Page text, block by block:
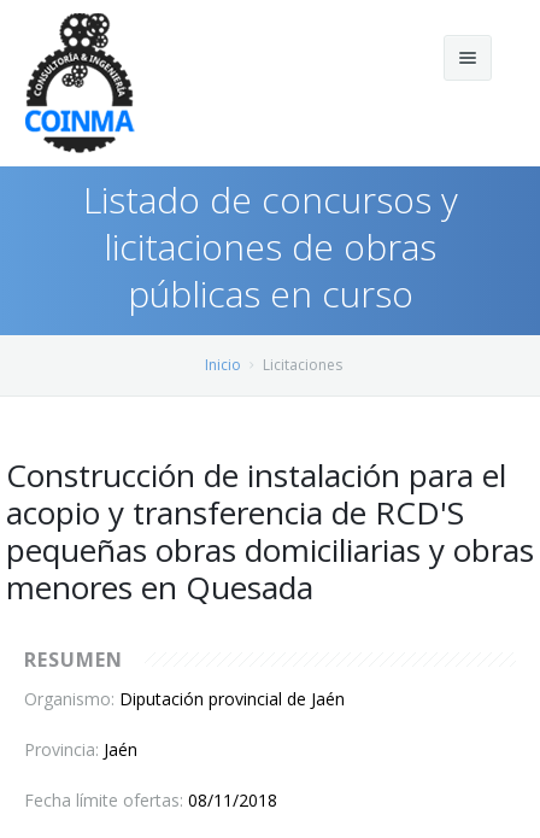
Licitaciones
Quienes somos
Preguntas frecuentes
Contacto
Listado de concursos y
licitaciones de obras
públicas en curso
Inicio Licitaciones
Construcción de instalación para el
acopio y transferencia de RCD'S
pequeñas obras domiciliarias y obras
menores en Quesada
RESUMEN
Organismo: Diputación provincial de Jaén
Provincia: Jaén
Fecha límite ofertas: 08/11/2018